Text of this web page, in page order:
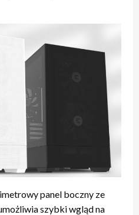
panel boczny ze
szybki wgląd na